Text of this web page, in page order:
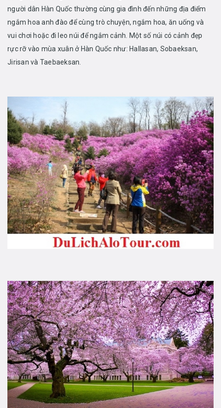
người dân Hàn Quốc thường cùng gia đình đến những địa điểm
ngắm hoa anh đào để cùng trò chuyện, ngắm hoa, ăn uống và
vui chơi hoặc đi leo núi để ngắm cảnh. Một số núi có cảnh đẹp
rực rỡ vào mùa xuân ở Hàn Quốc như: Hallasan, Sobaeksan,
Jirisan và Taebaeksan.